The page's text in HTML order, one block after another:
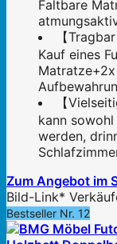
Faltbare
【
Kauf eines
【
kann
werden,
Zum Angebot im
Bild-Link*
Bestseller Nr. 12